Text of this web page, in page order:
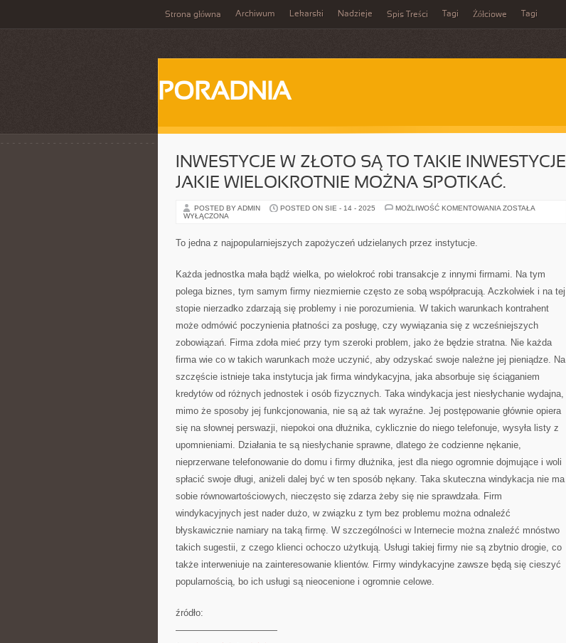
Strona główna Archiwum Lekarski Nadzieje Spis Treści Tagi Żółciowe Tagi
PORADNIA
INWESTYCJE W ZŁOTO SĄ TO TAKIE INWESTYCJE
JAKIE WIELOKROTNIE MOŻNA SPOTKAĆ.
POSTED BY ADMIN POSTED ON SIE - 14 - 2025 MOŻLIWOŚĆ KOMENTOWANIA INWESTYCJE
WIELOKROTNIE
MOŻNA
ZOSTAŁA
WYŁĄCZONA
To jedna z najpopularniejszych zapożyczeń udzielanych przez instytucje.
Każda jednostka mała bądź wielka, po wielokroć robi transakcje z innymi firmami. Na tym
polega biznes, tym samym firmy niezmiernie często ze sobą współpracują. Aczkolwiek i na tej
stopie nierzadko zdarzają się problemy i nie porozumienia. W takich warunkach kontrahent
może odmówić poczynienia płatności za posługę, czy wywiązania się z wcześniejszych
zobowiązań. Firma zdoła mieć przy tym szeroki problem, jako że będzie stratna. Nie każda
firma wie co w takich warunkach może uczynić, aby odzyskać swoje należne jej pieniądze. Na
szczęście istnieje taka instytucja jak firma windykacyjna, jaka absorbuje się ściąganiem
kredytów od różnych jednostek i osób fizycznych. Taka windykacja jest niesłychanie wydajna,
mimo że sposoby jej funkcjonowania, nie są aż tak wyraźne. Jej postępowanie głównie opiera
się na słownej perswazji, niepokoi ona dłużnika, cyklicznie do niego telefonuje, wysyła listy z
upomnieniami. Działania te są niesłychanie sprawne, dlatego że codzienne nękanie,
nieprzerwane telefonowanie do domu i firmy dłużnika, jest dla niego ogromnie dojmujące i woli
spłacić swoje długi, aniżeli dalej być w ten sposób nękany. Taka skuteczna windykacja nie ma
sobie równowartościowych, nieczęsto się zdarza żeby się nie sprawdzała. Firm
windykacyjnych jest nader dużo, w związku z tym bez problemu można odnaleźć
błyskawicznie namiary na taką firmę. W szczególności w Internecie można znaleźć mnóstwo
takich sugestii, z czego klienci ochoczo użytkują. Usługi takiej firmy nie są zbytnio drogie, co
także interweniuje na zainteresowanie klientów. Firmy windykacyjne zawsze będą się cieszyć
popularnością, bo ich usługi są nieocenione i ogromnie celowe.
źródło:
———————————